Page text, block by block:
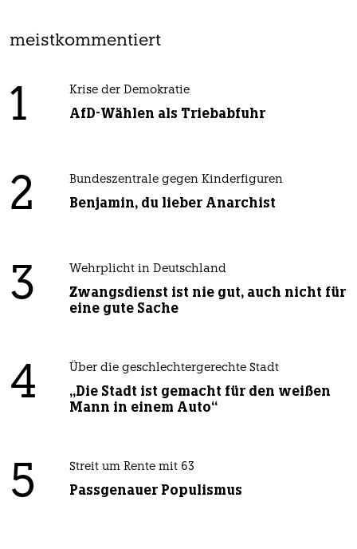
meistkommentiert
1 Krise der Demokratie
AfD-Wählen als Triebabfuhr
2 Bundeszentrale gegen Kinderfiguren
Benjamin, du lieber Anarchist
3 Wehrplicht in Deutschland
Zwangsdienst ist nie gut, auch nicht für
eine gute Sache
4 Über die geschlechtergerechte Stadt
„Die Stadt ist gemacht für den weißen
Mann in einem Auto“
5 Streit um Rente mit 63
Passgenauer Populismus